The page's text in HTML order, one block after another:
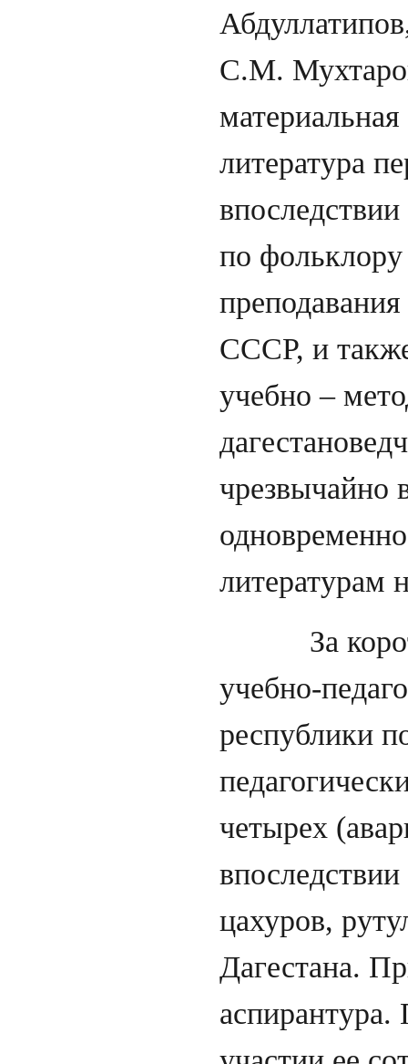
С.М.
литература
по фольклору
СССР, и
учебно –
чрезвычайно
литературам
За
учебно-
республики
четырех
цахуров,
Дагестана.